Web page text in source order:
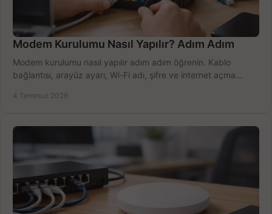
Modem Kurulumu Nasıl Yapılır? Adım Adım
Modem kurulumu nasıl yapılır adım adım öğrenin. Kablo
bağlantısı, arayüz ayarı, Wi-Fi adı, şifre ve internet açma
4 Temmuz 2026